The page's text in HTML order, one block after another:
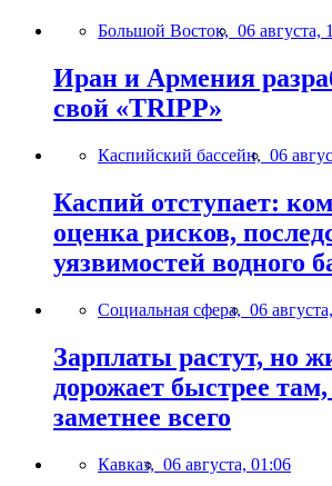
Большой Восток, 06 августа,
Иран и Армения
свой «TRIPP»
Каспийский бассейн, 06
Каспий отступает:
оценка рисков,
уязвимостей водного
Социальная сфера, 06
Зарплаты растут, но
дорожает быстрее там,
заметнее всего
Кавказ, 06 августа, 01:06